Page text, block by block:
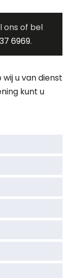
ons of bel
6969.
u van dienst
kunt u